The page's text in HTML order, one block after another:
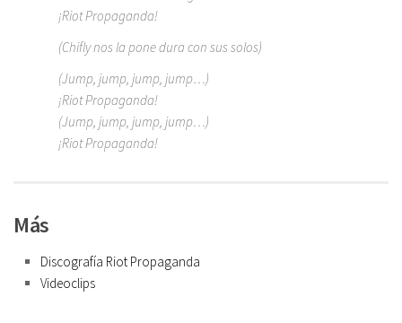
¡Riot Propaganda!
(Chifly nos la pone dura con sus solos)
(Jump, jump, jump, jump…)
¡Riot Propaganda!
(Jump, jump, jump, jump…)
¡Riot Propaganda!
Más
Discografía Riot Propaganda
Videoclips